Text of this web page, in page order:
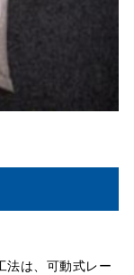
法は、可動式レー